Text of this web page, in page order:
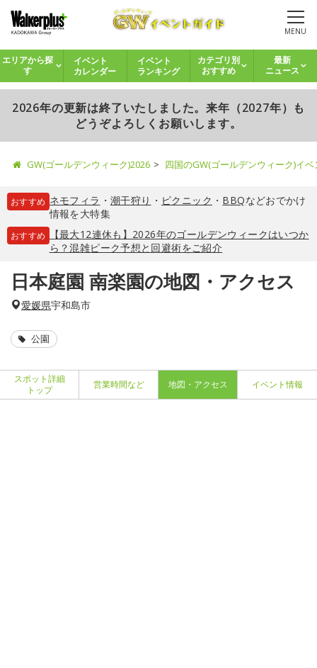
MENU
エリアから探
す
イベント
カレンダー
イベント
ランキング
カテゴリ別
おすすめ
最新
ニュース
2026年の更新は終了いたしました。来年（2027年）も
どうぞよろしくお願いします。
GW(ゴールデンウィーク)2026 四国のGW(ゴールデンウィーク)イ
おすすめ ネモフィラ ・ 潮干狩り ・ ピクニック ・ BBQなどおでかけ
情報を大特集
おすすめ
【最大12連休も】2026年のゴールデンウィークはいつか
ら？混雑ピーク予想と回避術をご紹介
日本庭園 南楽園の地図・アクセス
愛媛県宇和島市
公園
スポット詳細
トップ
営業時間など 地図・アクセス イベント情報